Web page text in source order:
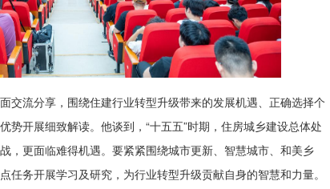
交流分享，围绕住建行业转型升级带来的发展机遇、正确选择个
势开展细致解读。他谈到，“十五五”时期，住房城乡建设总体处
，更面临难得机遇。要紧紧围绕城市更新、智慧城市、和美乡
任务开展学习及研究，为行业转型升级贡献自身的智慧和力量。